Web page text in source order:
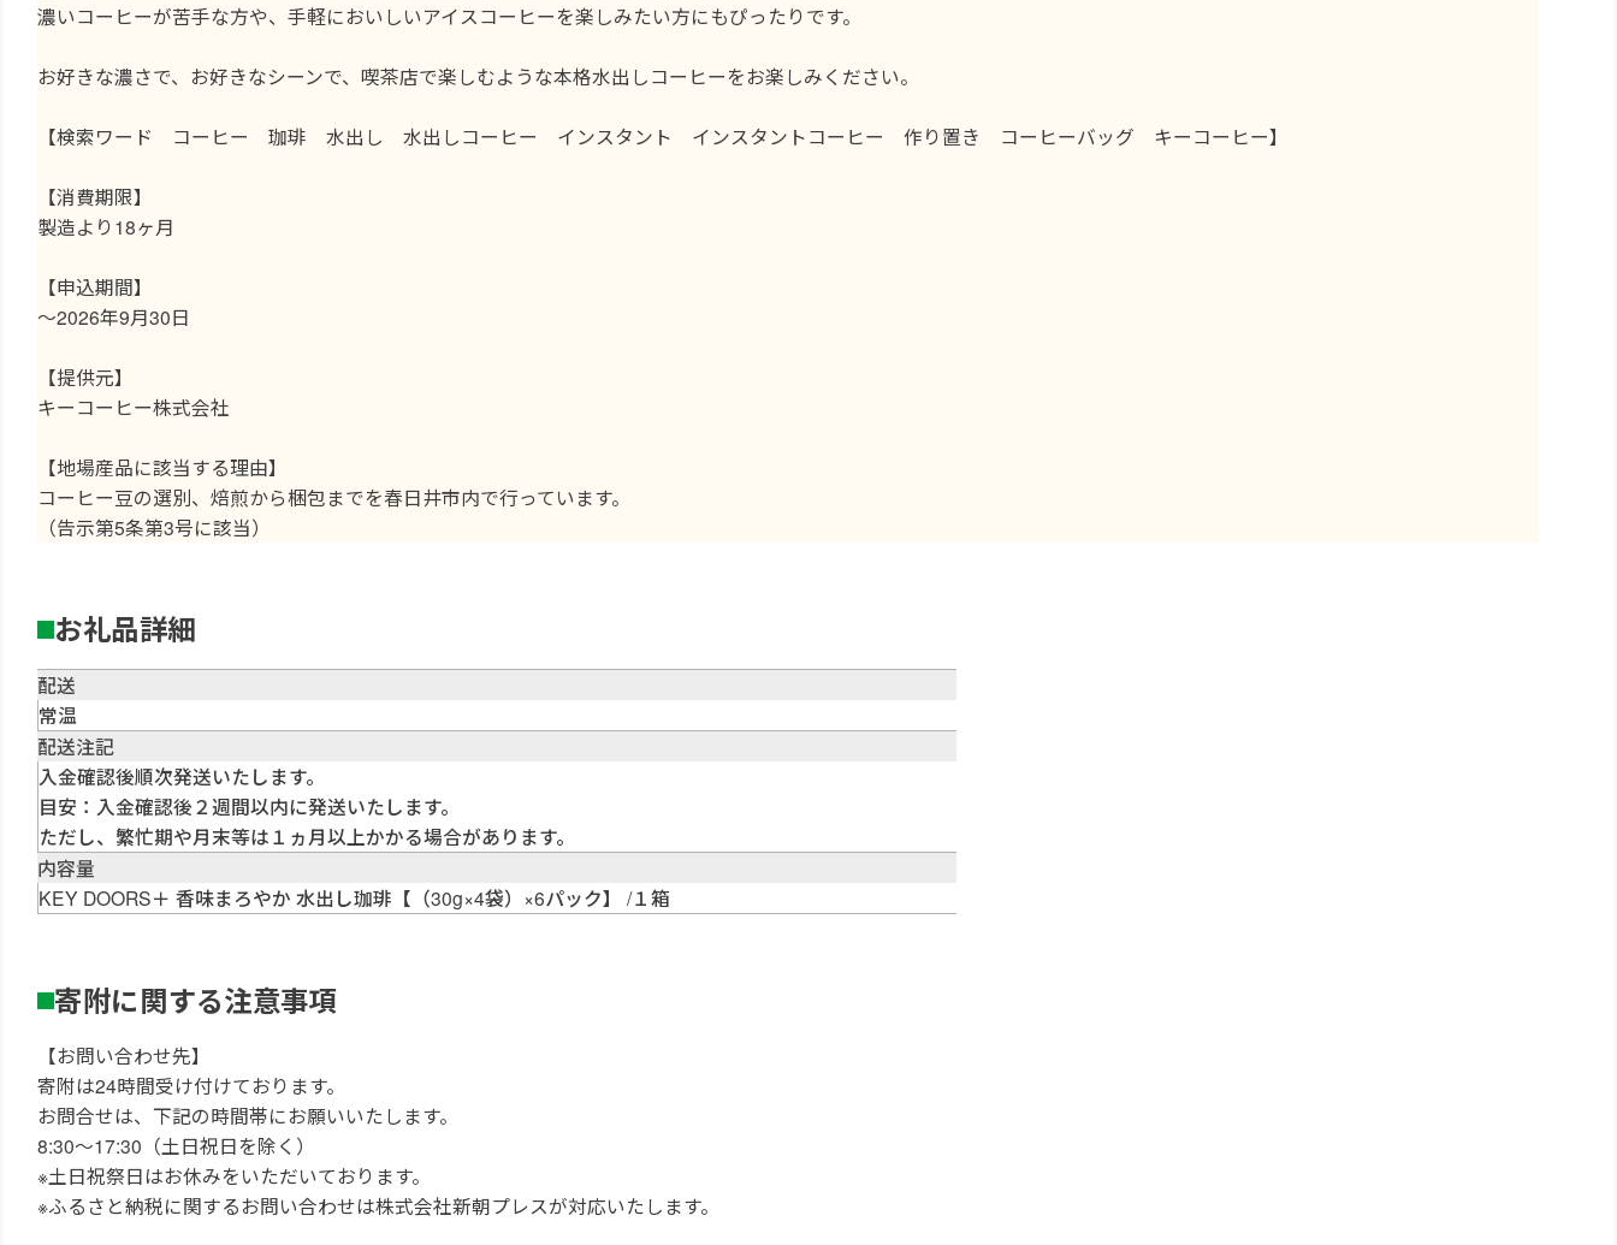
濃いコーヒーが苦手な方や、手軽においしいアイスコーヒーを楽しみたい方にもぴったりです。
お好きな濃さで、お好きなシーンで、喫茶店で楽しむような本格水出しコーヒーをお楽しみください。
【検索ワード コーヒー 珈琲 水出し 水出しコーヒー インスタント インスタントコーヒー 作り置き コーヒーバッグ キーコーヒー】
【消費期限】
製造より18ヶ月
【申込期間】
〜2026年9月30日
【提供元】
キーコーヒー株式会社
【地場産品に該当する理由】
コーヒー豆の選別、焙煎から梱包までを春日井市内で行っています。
（告示第5条第3号に該当）
お礼品詳細
配送
常温
配送注記
入金確認後順次発送いたします。
目安：入金確認後２週間以内に発送いたします。
ただし、繁忙期や月末等は１ヵ月以上かかる場合があります。
内容量
KEY DOORS＋ 香味まろやか 水出し珈琲【（30g×4袋）×6パック】 /１箱
寄附に関する注意事項
【お問い合わせ先】
寄附は24時間受け付けております。
お問合せは、下記の時間帯にお願いいたします。
8:30～17:30（土日祝日を除く）
※土日祝祭日はお休みをいただいております。
※ふるさと納税に関するお問い合わせは株式会社新朝プレスが対応いたします。